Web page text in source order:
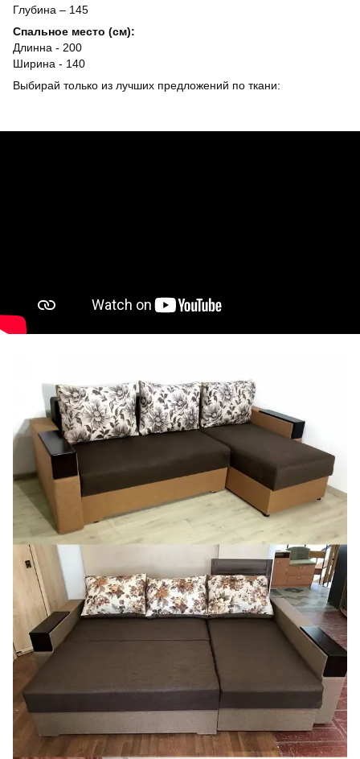
Глубина – 145
Спальное место (см):
Длинна - 200
Ширина - 140
Выбирай только из лучших предложений по ткани: